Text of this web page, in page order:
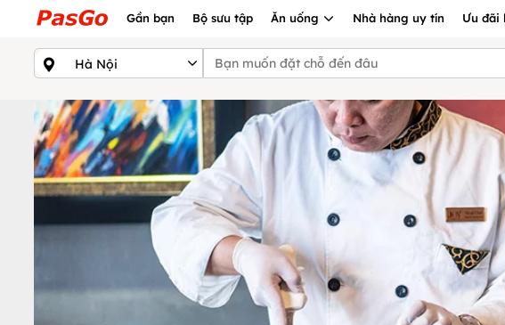
Gần bạn Bộ sưu tập Ăn uống Nhà hàng uy tín Ưu đãi